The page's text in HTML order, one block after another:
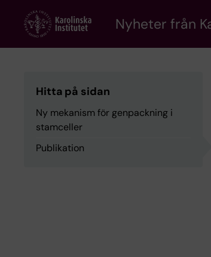
content
Nyheter från
Hitta på sidan
Ny mekanism för genpackning i
stamceller
Publikation